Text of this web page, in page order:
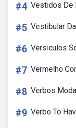
#4 Vestidos De
#5 Vestibular
#6 Versiculos
#7 Vermelho
#8 Verbos
#9 Verbo To